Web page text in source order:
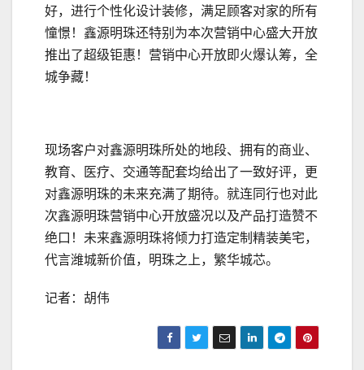
好，进行个性化设计装修，满足顾客对家的所有
憧憬！鑫源明珠还特别为本次营销中心盛大开放
推出了超级钜惠！营销中心开放即火爆认筹，全
城争藏！
现场客户对鑫源明珠所处的地段、拥有的商业、
教育、医疗、交通等配套均给出了一致好评，更
对鑫源明珠的未来充满了期待。就连同行也对此
次鑫源明珠营销中心开放盛况以及产品打造赞不
绝口！未来鑫源明珠将倾力打造定制精装美宅，
代言潍城新价值，明珠之上，繁华城芯。
记者：胡伟